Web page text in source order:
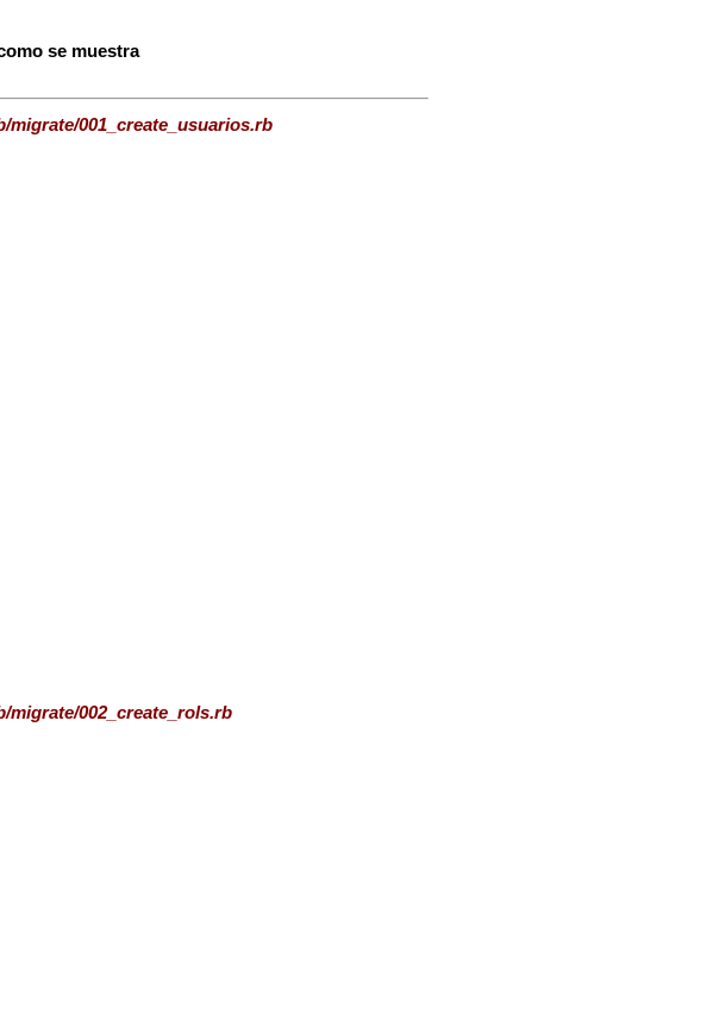
se muestra
migrate/001_create_usuarios.rb
migrate/002_create_rols.rb